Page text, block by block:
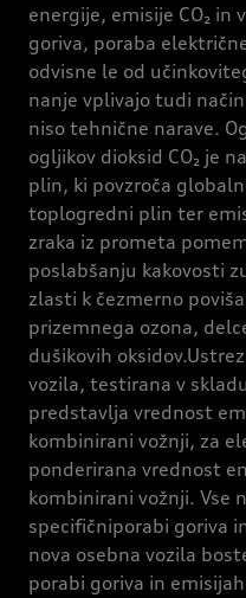
energije, emisije CO₂ in
goriva, poraba
odvisne le od
nanje vplivajo tudi
niso tehnične narave.
ogljikov dioksid CO₂ je
plin, ki povzroča
toplogredni plin ter
zraka iz prometa
poslabšanju kakovosti
zlasti k čezmerno
prizemnega ozona,
dušikovih
vozila, testirana v
predstavlja vrednost
kombinirani vožnji, za
ponderirana vrednost
kombinirani vožnji. Vse
specifičniporabi goriva
nova osebna vozila
porabi goriva in